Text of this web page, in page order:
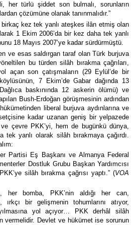
her türlü şiddet son bulmalı, sorunların
çözümüne olanak tanınmalıdır.”
kez tek yanlı ateşkes ilân etmiş olan
1 Ekim 2006’da bir kez daha tek yanlı
18 Mayıs 2007’ye kadar sürdürmüştü.
ve esas saldırgan taraf olan Türk burjuva
bu türden silâh bırakma çağrıları,
açan son çatışmaların (29 Eylül’de bir
7 Ekim’de Gabar dağında 13
baskınında 12 askerin ölümü) ve
Bush-Erdoğan görüşmesinin ardından
liberal burjuva aydınlarına ve
kadar uzanan geniş bir yelpazede
çevre PKK’yi, hem de bugünkü dünya,
tek yanlı olarak silâh bırakmaya çağırdı.
Partisi Eş Başkanı ve Almanya Federal
Dostluk Grubu Başkan Yardımcısı
silâh bırakma çağrısı yaptı.” (VOA
her bomba, PKK’nin aldığı her can,
ırkçı bir gelişmenin tohumlarını atıyor,
yol açıyor… PKK derhâl silâh
vermelidir. Devlet ve hükümet ise sorunun